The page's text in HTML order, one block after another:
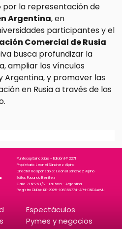
por la representación de
Argentina, en
participantes y el
Comercial de Rusia
busca profundizar la
ampliar los vínculos
Argentina, y promover las
en Rusia a través de las
Puntocapitalnoticias - Edición N° 2271
Propietario: Leonel Sánchez Alpino
Director Responsable: Leonel Sánchez Alpino
Editor: Facundo Benitez
Calle 71 N°25 1/2 - La Plata - Argentina
Registro DNDA: RE-2025-106356774-APN-DNDA#MJ
Espectáculos
Pymes y negocios